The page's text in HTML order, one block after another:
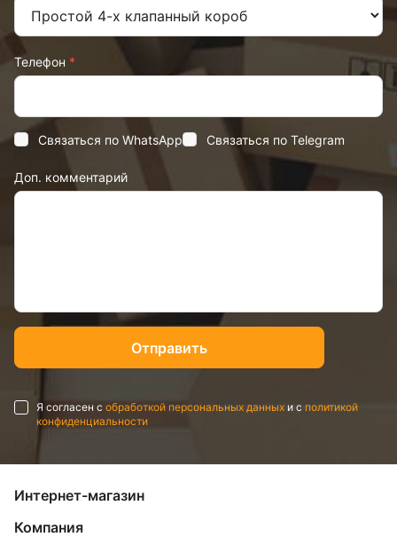
Телефон *
Доп. комментарий
Связаться по WhatsApp Связаться по Telegram
Я согласен с обработкой персональных данных и с политикой
конфиденциальности
Интернет-магазин
Компания